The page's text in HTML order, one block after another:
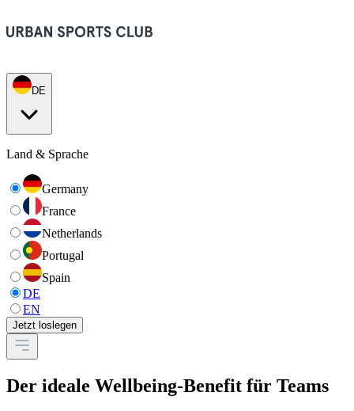
DE
Land & Sprache
Germany
France
Netherlands
Portugal
Spain
DE
EN
Jetzt loslegen
Der ideale Wellbeing-Benefit für Teams